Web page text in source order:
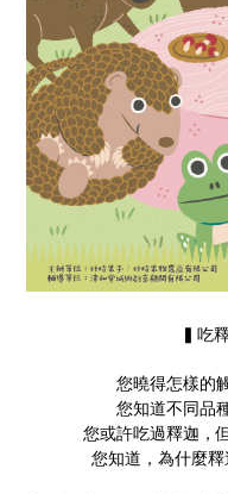
▍吃
您曉得怎樣的
您知道不同品
您或許吃過釋迦，
您知道，為什麼